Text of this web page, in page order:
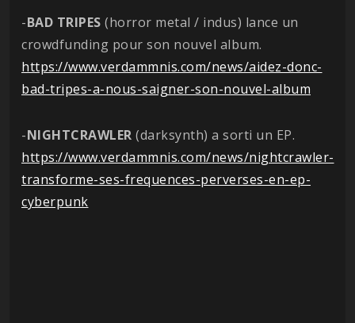
-BAD TRIPES (horror metal / indus) lance un
crowdfunding pour son nouvel album.
https://www.verdammnis.com/news/aidez-donc-
bad-tripes-a-nous-saigner-son-nouvel-album
-NIGHTCRAWLER (darksynth) a sorti un EP.
https://www.verdammnis.com/news/nightcrawler-
transforme-ses-frequences-perverses-en-ep-
cyberpunk